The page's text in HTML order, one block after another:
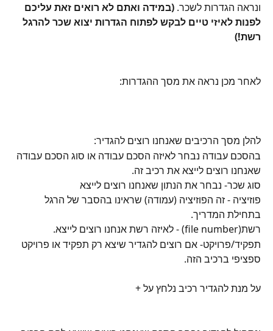
ונראה הגדרות לשכר. (במידה ואתם לא רואים זאת עליכם
לפנות לאיזי טיים לבקש לפתוח הגדרות יצוא שכר להרגל
רשת!)
לאחר מכן נראה את מסך ההגדרות:
להלן מסך הרכיבים שאנחנו רוצים להגדיר:
בהסכם עבודה נבחר לאיזה הסכם עבודה או סוג הסכם עבודה
שאנחנו רוצים לייצא את רכיב זה.
סוג שכר- נבחר את הנתון שאנחנו רוצים לייצא
פוזיציה - זה הפוזיציה (עמודה) שראינו בהסבר של הרגל
בתחילת המדריך.
רשת(file number) - לאיזה רשת אנחנו רוצים לייצא.
תפקיד/פרויקט- אם רוצים להגדיר שיצא רק תפקיד או פרויקט
ספציפי ברכיב הזה.
על מנת להגדיר רכיב נלחץ על +